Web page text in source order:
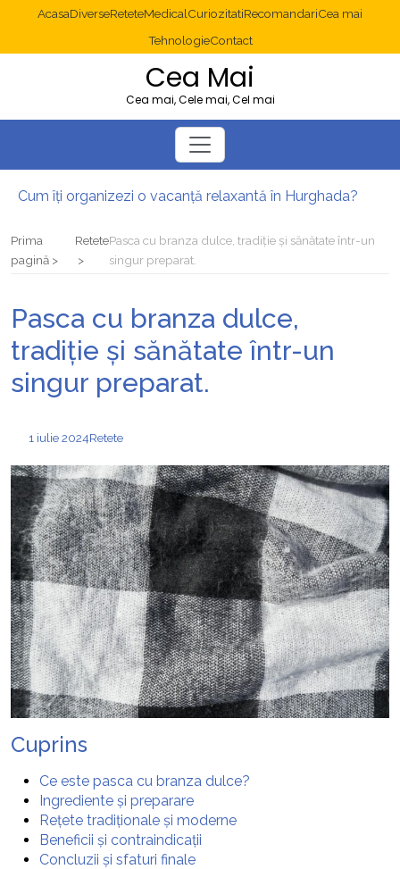
AcasaDiverseReteteMedicalCuriozitatiRecomandariCea mai
TehnologieContact
Cea Mai
Cea mai, Cele mai, Cel mai
Cum îți organizezi o vacanță relaxantă în Hurghada?
Multisite WordPress și Mastodon: cum gestionezi mai multe site-uri
Prima
pagină
RetetePasca cu branza dulce, tradiție și sănătate într-un
singur preparat.
Pasca cu branza dulce,
tradiție și sănătate într-un
singur preparat.
1 iulie 2024Retete
Cuprins
Ce este pasca cu branza dulce?
Ingrediente și preparare
Rețete tradiționale și moderne
Beneficii și contraindicații
Concluzii și sfaturi finale